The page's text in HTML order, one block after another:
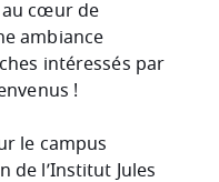
au cœur de
ambiance
intéressés par
!
le campus
de l’Institut Jules